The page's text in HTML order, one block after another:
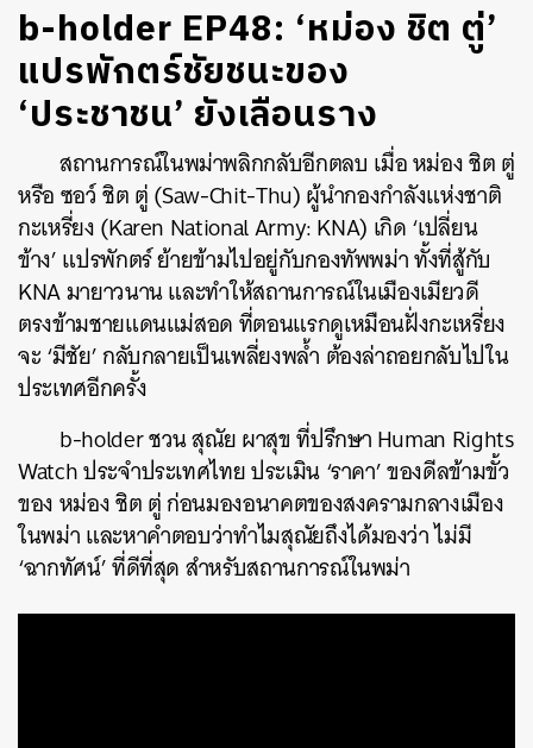
b-holder EP48: ‘หม่อง ชิต ตู่’
แปรพักตร์ชัยชนะของ
‘ประชาชน’ ยังเลือนราง
สถานการณ์ในพม่าพลิกกลับอีกตลบ เมื่อ หม่อง ชิต ตู่
หรือ ซอว์ ชิต ตู่ (Saw-Chit-Thu) ผู้นำกองกำลังแห่งชาติ
กะเหรี่ยง (Karen National Army: KNA) เกิด ‘เปลี่ยน
ข้าง’ แปรพักตร์ ย้ายข้ามไปอยู่กับกองทัพพม่า ทั้งที่สู้กับ
KNA มายาวนาน และทำให้สถานการณ์ในเมืองเมียวดี
ตรงข้ามชายแดนแม่สอด ที่ตอนแรกดูเหมือนฝั่งกะเหรี่ยง
จะ ‘มีชัย’ กลับกลายเป็นเพลี่ยงพล้ำ ต้องล่าถอยกลับไปใน
ประเทศอีกครั้ง
b-holder ชวน สุณัย ผาสุข ที่ปรึกษา Human Rights
Watch ประจำประเทศไทย ประเมิน ‘ราคา’ ของดีลข้ามขั้ว
ของ หม่อง ชิต ตู่ ก่อนมองอนาคตของสงครามกลางเมือง
ในพม่า และหาคำตอบว่าทำไมสุณัยถึงได้มองว่า ไม่มี
‘ฉากทัศน์’ ที่ดีที่สุด สำหรับสถานการณ์ในพม่า